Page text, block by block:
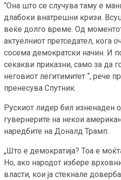
“Она што се случува таму е
длабоки внатрешни кризи.
веќе долго време. Од
актуелниот претседател, кога
сосема демократски начин. И
секакви приказни, само за да
неговиот легитимитет “, рече
пренесува Спутник.
Рускиот лидер бил изненаден
гувернерите на некои
наредбите на Доналд Трамп.
„Што е демократија? Тоа е
Но, ако народот избере
власти, кои ја стекнале